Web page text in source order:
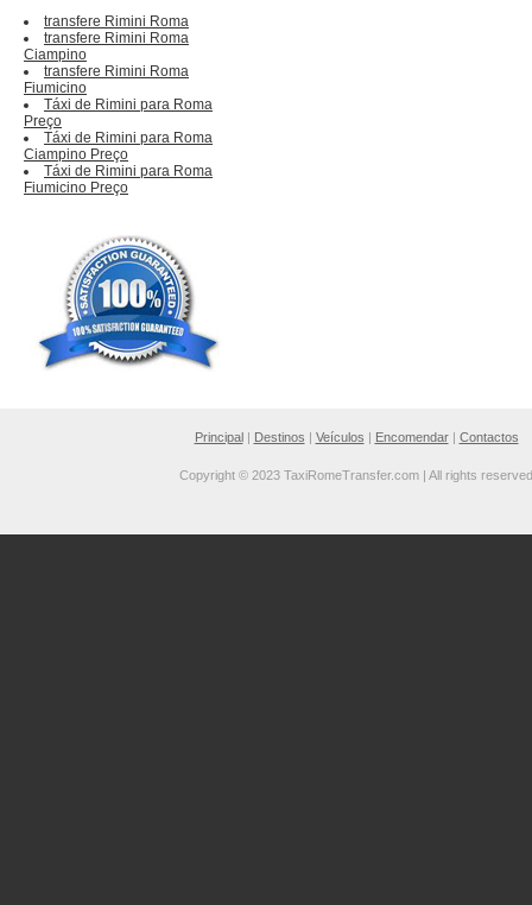
transfere Rimini Roma
transfere Rimini Roma
Ciampino
transfere Rimini Roma
Fiumicino
Táxi de Rimini para Roma
Preço
Táxi de Rimini para Roma
Ciampino Preço
Táxi de Rimini para Roma
Fiumicino Preço
Principal| Destinos | Veículos | Encomendar| Contactos
Copyright © 2023 TaxiRomeTransfer.com | All rights reserved